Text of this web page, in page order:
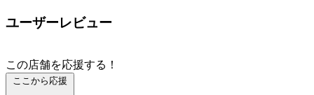
ユーザーレビュー
この店舗を応援する！
ここから応援